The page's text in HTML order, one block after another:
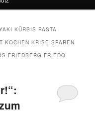
KÜRBIS PASTA
KOCHEN KRISE SPAREN
FRIEDBERG FRIEDO